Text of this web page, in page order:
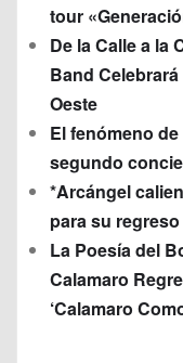
tour
De la Calle a la
Band
Oeste
El fenómeno
segundo
*Arcángel
para su
La Poesía del
Calamaro
‘Calamaro